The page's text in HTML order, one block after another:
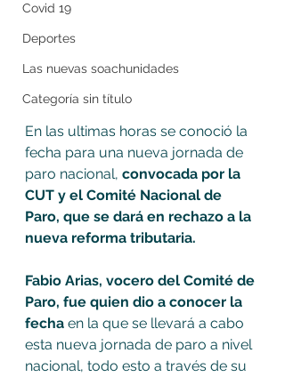
Covid 19
Deportes
Las nuevas soachunidades
Categoría sin título
En las ultimas horas se conoció la
fecha para una nueva jornada de
paro nacional, convocada por la
CUT y el Comité Nacional de
Paro, que se dará en rechazo a la
nueva reforma tributaria.
Fabio Arias, vocero del Comité de
Paro, fue quien dio a conocer la
fecha en la que se llevará a cabo
esta nueva jornada de paro a nivel
nacional, todo esto a través de su